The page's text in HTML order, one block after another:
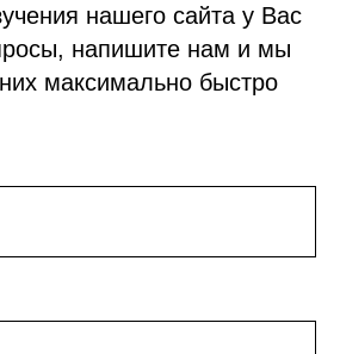
нашего сайта у Вас
напишите нам и мы
максимально быстро